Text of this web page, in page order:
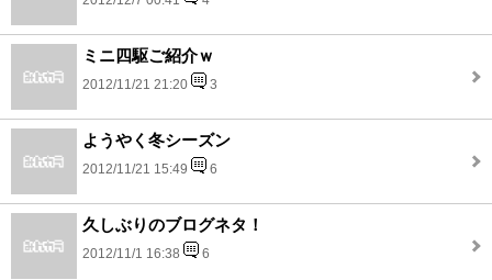
ミニ四駆ご紹介ｗ
2012/11/21 21:20 3
ようやく冬シーズン
2012/11/21 15:49 6
久しぶりのブログネタ！
2012/11/1 16:38 6